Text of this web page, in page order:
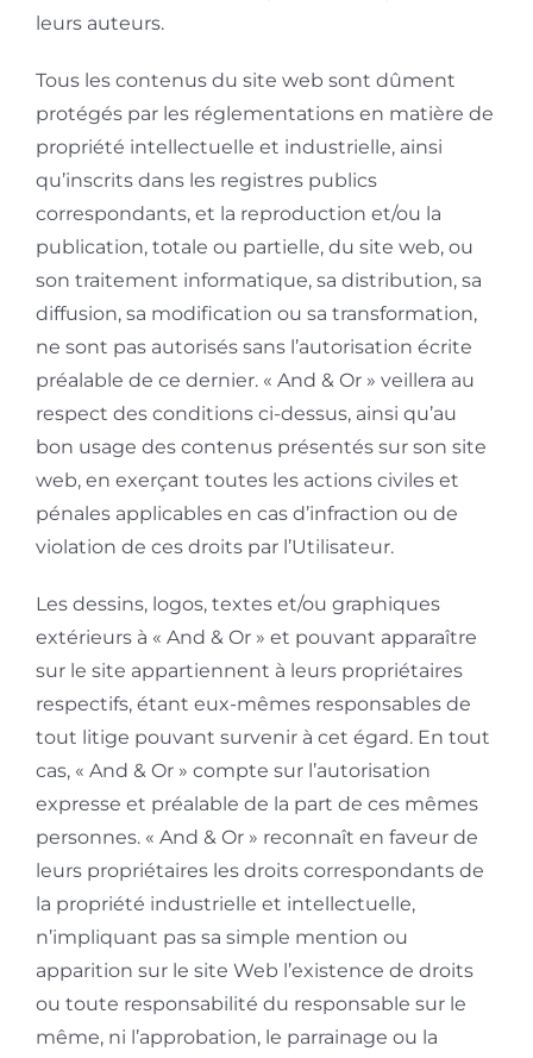
leurs auteurs.
Tous les contenus du site web sont dûment
protégés par les réglementations en matière de
propriété intellectuelle et industrielle, ainsi
qu’inscrits dans les registres publics
correspondants, et la reproduction et/ou la
publication, totale ou partielle, du site web, ou
son traitement informatique, sa distribution, sa
diffusion, sa modification ou sa transformation,
ne sont pas autorisés sans l’autorisation écrite
préalable de ce dernier. « And & Or » veillera au
respect des conditions ci-dessus, ainsi qu’au
bon usage des contenus présentés sur son site
web, en exerçant toutes les actions civiles et
pénales applicables en cas d’infraction ou de
violation de ces droits par l’Utilisateur.
Les dessins, logos, textes et/ou graphiques
extérieurs à « And & Or » et pouvant apparaître
sur le site appartiennent à leurs propriétaires
respectifs, étant eux-mêmes responsables de
tout litige pouvant survenir à cet égard. En tout
cas, « And & Or » compte sur l’autorisation
expresse et préalable de la part de ces mêmes
personnes. « And & Or » reconnaît en faveur de
leurs propriétaires les droits correspondants de
la propriété industrielle et intellectuelle,
n’impliquant pas sa simple mention ou
apparition sur le site Web l’existence de droits
ou toute responsabilité du responsable sur le
même, ni l’approbation, le parrainage ou la